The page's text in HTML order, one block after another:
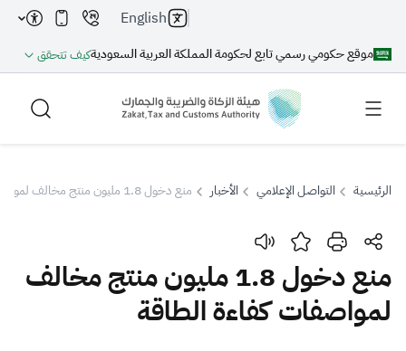
موقع حكومي رسمي تابع لحكومة المملكة العربية السعوديةكيف تتحقق
English
بحث
بحث بحث AI
الرئيسية التواصل الإعلامي الأخبار منع دخول 1.8 مليون منتج مخالف لمواصفات كفاءة الطاقة
منع دخول 1.8 مليون منتج مخالف
لمواصفات كفاءة الطاقة